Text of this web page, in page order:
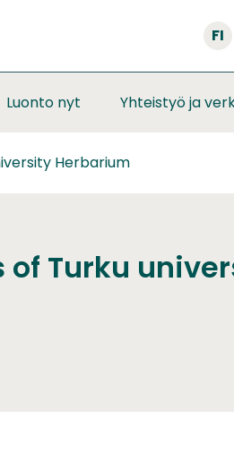
FI
Luonto nyt Yhteistyö ja
Herbarium
of Turku